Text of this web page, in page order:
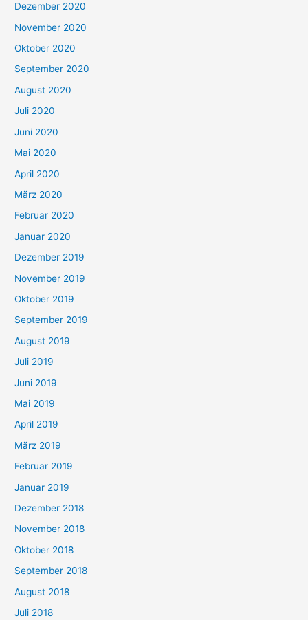
Dezember 2020
November 2020
Oktober 2020
September 2020
August 2020
Juli 2020
Juni 2020
Mai 2020
April 2020
März 2020
Februar 2020
Januar 2020
Dezember 2019
November 2019
Oktober 2019
September 2019
August 2019
Juli 2019
Juni 2019
Mai 2019
April 2019
März 2019
Februar 2019
Januar 2019
Dezember 2018
November 2018
Oktober 2018
September 2018
August 2018
Juli 2018